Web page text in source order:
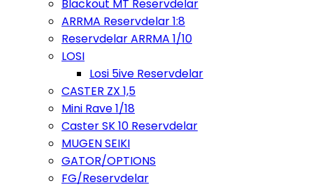
Blackout MT Reservdelar
ARRMA Reservdelar 1:8
Reservdelar ARRMA 1/10
LOSI
Losi 5ive Reservdelar
CASTER ZX 1,5
Mini Rave 1/18
Caster SK 10 Reservdelar
MUGEN SEIKI
GATOR/OPTIONS
FG/Reservdelar